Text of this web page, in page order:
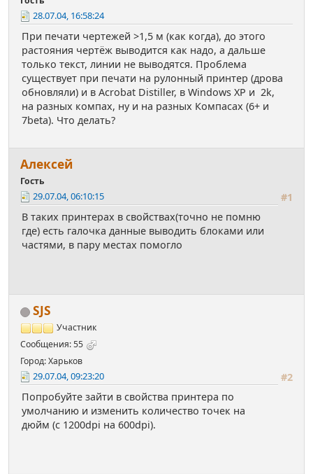
28.07.04, 16:58:24
При печати чертежей >1,5 м (как когда), до этого
растояния чертёж выводится как надо, а дальше
только текст, линии не выводятся. Проблема
существует при печати на рулонный принтер (дрова
обновляли) и в Acrobat Distiller, в Windows XP и 2k,
на разных компах, ну и на разных Компасах (6+ и
7beta). Что делать?
Алексей
Гость
#1
29.07.04, 06:10:15
В таких принтерах в свойствах(точно не помню
где) есть галочка данные выводить блоками или
частями, в пару местах помогло
SJS
Участник
Сообщения: 55
Город: Харьков
#2
29.07.04, 09:23:20
Попробуйте зайти в свойства принтера по
умолчанию и изменить количество точек на
дюйм (с 1200dpi на 600dpi).